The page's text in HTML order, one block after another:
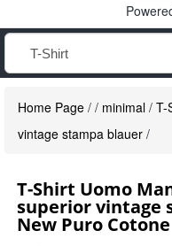
Home Page / / minimal / T-
vintage stampa blauer /
T-Shirt Uomo
superior vintage
New Puro Cotone